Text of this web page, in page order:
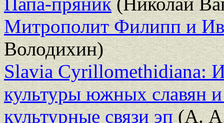
Митрополит Филипп и
Володихин)
Slavia Cyrillomethidiana:
культуры южных славян
культурные связи эп(А.